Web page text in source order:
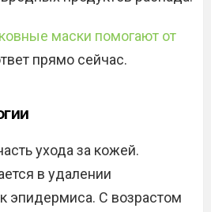
маски помогают от
прямо сейчас.
ухода за кожей.
в удалении
эпидермиса. С возрастом